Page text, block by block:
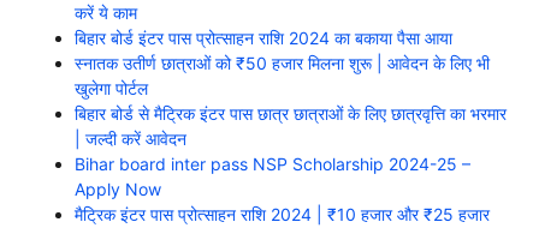
करें ये काम
बिहार बोर्ड इंटर पास प्रोत्साहन राशि 2024 का बकाया पैसा आया
स्नातक उतीर्ण छात्राओं को ₹50 हजार मिलना शुरू | आवेदन के लिए भी
खुलेगा पोर्टल
बिहार बोर्ड से मैट्रिक इंटर पास छात्र छात्राओं के लिए छात्रवृत्ति का भरमार
| जल्दी करें आवेदन
Bihar board inter pass NSP Scholarship 2024-25 –
Apply Now
मैट्रिक इंटर पास प्रोत्साहन राशि 2024 | ₹10 हजार और ₹25 हजार